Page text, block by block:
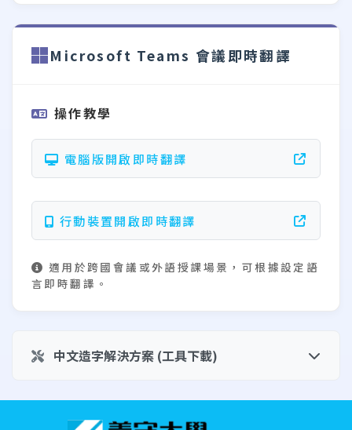
Microsoft Teams 會議即時翻譯
操作教學
電腦版開啟即時翻譯
行動裝置開啟即時翻譯
適用於跨國會議或外語授課場景，可根據設定語
言即時翻譯。
中文造字解決方案 (工具下載)